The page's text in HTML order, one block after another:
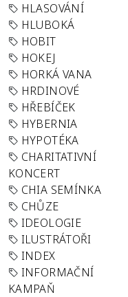
HLASOVÁNÍ
HLUBOKÁ
HOBIT
HOKEJ
HORKÁ VANA
HRDINOVÉ
HŘEBÍČEK
HYBERNIA
HYPOTÉKA
CHARITATIVNÍ
KONCERT
CHIA SEMÍNKA
CHŮZE
IDEOLOGIE
ILUSTRÁTOŘI
INDEX
INFORMAČNÍ
KAMPAŇ